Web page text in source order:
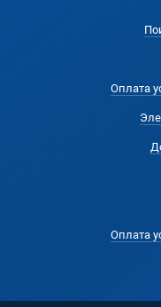
Оплата
Оплата